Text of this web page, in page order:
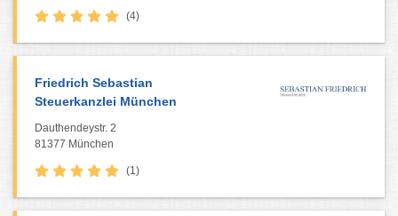
(4)
Friedrich Sebastian
Steuerkanzlei München
Dauthendeystr. 2
81377 München
(1)